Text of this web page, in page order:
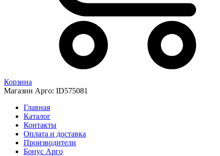
Корзина
Магазин Арго: ID575081
Главная
Каталог
Контакты
Оплата и доставка
Производители
Бонус Арго